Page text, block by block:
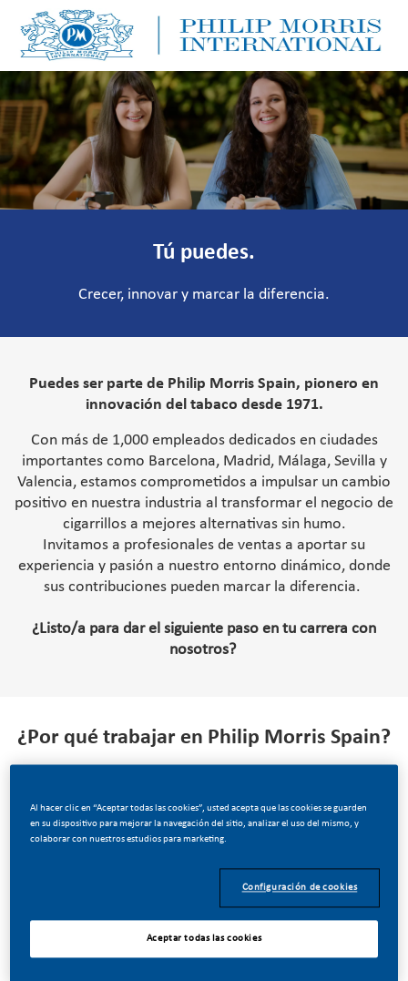
Tú puedes.
Crecer, innovar y marcar la diferencia.
Puedes ser parte de Philip Morris Spain, pionero en
innovación del tabaco desde 1971.
Con más de 1,000 empleados dedicados en ciudades
importantes como Barcelona, Madrid, Málaga, Sevilla y
Valencia, estamos comprometidos a impulsar un cambio
positivo en nuestra industria al transformar el negocio de
cigarrillos a mejores alternativas sin humo.
Invitamos a profesionales de ventas a aportar su
experiencia y pasión a nuestro entorno dinámico, donde
sus contribuciones pueden marcar la diferencia.
¿Listo/a para dar el siguiente paso en tu carrera con
nosotros?
¿Por qué trabajar en Philip Morris Spain?
para el bienestar y la productividad.
Así es como destacamos:
Al hacer clic en “Aceptar todas las cookies”, usted acepta que las cookies se guarden
en su dispositivo para mejorar la navegación del sitio, analizar el uso del mismo, y
colaborar con nuestros estudios para marketing.
Configuración de cookies
Aceptar todas las cookies